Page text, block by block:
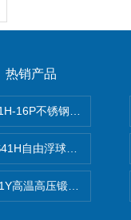
热销产品
16P不锈钢硬密封球阀
自由浮球式蒸汽疏水
高温高压锻钢止回阀